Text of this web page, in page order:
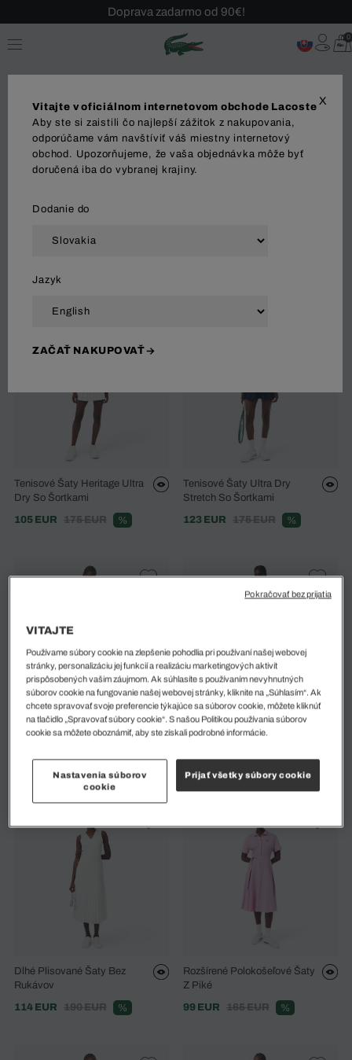
Sezónny výpredaj až -40 %!
Bezplatné vrátenie!
0
ŽENY
Tenisové Šaty Heritage Ultra
Dry So Šortkami
105 EUR
175 EUR %
Tenisové Šaty Ultra Dry
Stretch So Šortkami
123 EUR
175 EUR %
Tenisové Heritage Šaty Ultra
105 EUR 175 EUR
Priliehavé Polokošeľové Šaty
Dlhé Plisované Šaty Bez
Rukávov
114 EUR
190 EUR %
Rozšírené Polokošeľové Šaty
Z Piké
99 EUR
165 EUR %
X
Vitajte v oficiálnom internetovom obchode Lacoste
Aby ste si zaistili čo najlepší zážitok z nakupovania,
odporúčame vám navštíviť váš miestny internetový
obchod. Upozorňujeme, že vaša objednávka môže byť
doručená iba do vybranej krajiny.
Dodanie do
Jazyk
ZAČAŤ NAKUPOVAŤ
VITAJTE
Používame súbory cookie na zlepšenie pohodlia pri používaní našej webovej
stránky, personalizáciu jej funkcií a realizáciu marketingových aktivít
prispôsobených vašim záujmom. Ak súhlasíte s používaním nevyhnutných
súborov cookie na fungovanie našej webovej stránky, kliknite na „Súhlasím“. Ak
chcete spravovať svoje preferencie týkajúce sa súborov cookie, môžete kliknúť
na tlačidlo „Spravovať súbory cookie“. S našou Politikou používania súborov
cookie sa môžete oboznámiť, aby ste získali podrobné informácie.
Nastavenia súborov
cookie
Prijať všetky súbory cookie
Pokračovať bez prijatia